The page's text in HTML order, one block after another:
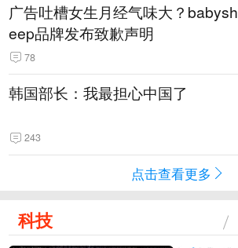
广告吐槽女生月经气味大？babysh
eep品牌发布致歉声明
78
韩国部长：我最担心中国了
243
点击查看更多
科技